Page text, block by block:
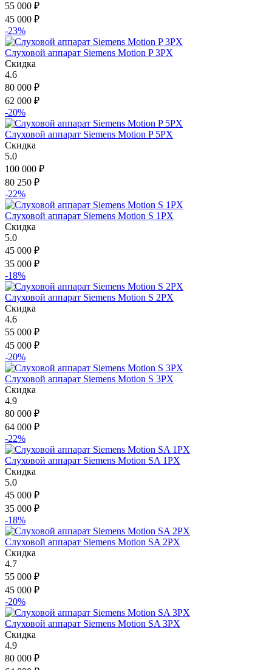
55 000 ₽
45 000 ₽
-23%
Слуховой аппарат Siemens Motion P 3PX
Скидка
4.6
80 000 ₽
62 000 ₽
-20%
Слуховой аппарат Siemens Motion P 5PX
Скидка
5.0
100 000 ₽
80 250 ₽
-22%
Слуховой аппарат Siemens Motion S 1PX
Скидка
5.0
45 000 ₽
35 000 ₽
-18%
Слуховой аппарат Siemens Motion S 2PX
Скидка
4.6
55 000 ₽
45 000 ₽
-20%
Слуховой аппарат Siemens Motion S 3PX
Скидка
4.9
80 000 ₽
64 000 ₽
-22%
Слуховой аппарат Siemens Motion SA 1PX
Скидка
5.0
45 000 ₽
35 000 ₽
-18%
Слуховой аппарат Siemens Motion SA 2PX
Скидка
4.7
55 000 ₽
45 000 ₽
-20%
Слуховой аппарат Siemens Motion SA 3PX
Скидка
4.9
80 000 ₽